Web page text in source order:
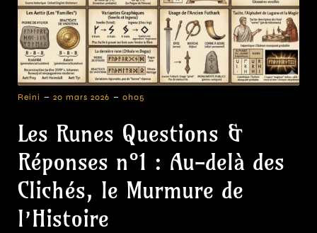
Reini - 20 mars 2026 - 0h05
Les Runes Questions &
Réponses n°1 : Au-delà des
Clichés, le Murmure de
l’Histoire